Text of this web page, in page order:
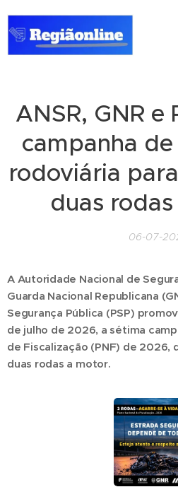
ANSR, GNR e
campanha
rodoviária
duas
06-07-
A Autoridade Nacional de
Guarda Nacional Republicana
Segurança Pública (PSP)
de julho de 2026, a sétima
de Fiscalização (PNF) de 2026,
duas rodas a motor.